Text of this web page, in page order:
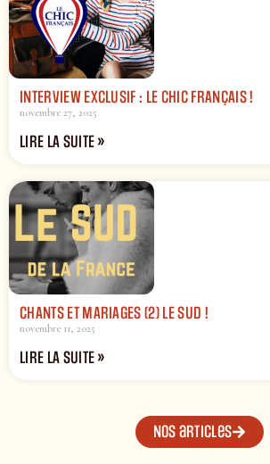
INTERVIEW EXCLUSIF : LE CHIC FRANÇAIS !
novembre 27, 2025
LIRE LA SUITE »
CHANTS ET MARIAGES (2) LE SUD !
novembre 11, 2025
LIRE LA SUITE »
Nos articles